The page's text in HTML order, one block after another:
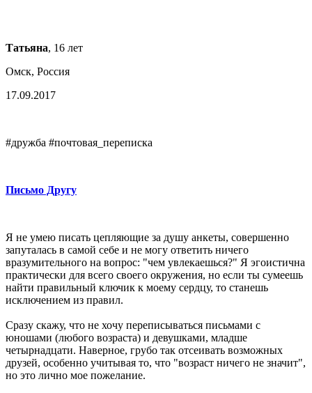
Татьяна, 16 лет
Омск, Россия
17.09.2017
#дружба #почтовая_переписка
Письмо Другу
Я не умею писать цепляющие за душу анкеты, совершенно
запуталась в самой себе и не могу ответить ничего
вразумительного на вопрос: "чем увлекаешься?" Я эгоистична
практически для всего своего окружения, но если ты сумеешь
найти правильный ключик к моему сердцу, то станешь
исключением из правил.
Сразу скажу, что не хочу переписываться письмами с
юношами (любого возраста) и девушками, младше
четырнадцати. Наверное, грубо так отсеивать возможных
друзей, особенно учитывая то, что "возраст ничего не значит",
но это лично мое пожелание.